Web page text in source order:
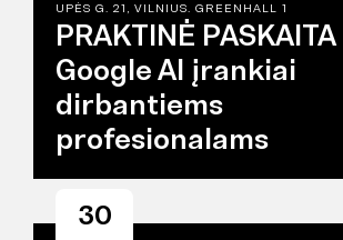
UPĖS G. 21, VILNIUS. GREENHALL 1
PRAKTINĖ PASKAITA |
Google AI įrankiai
dirbantiems
profesionalams
30